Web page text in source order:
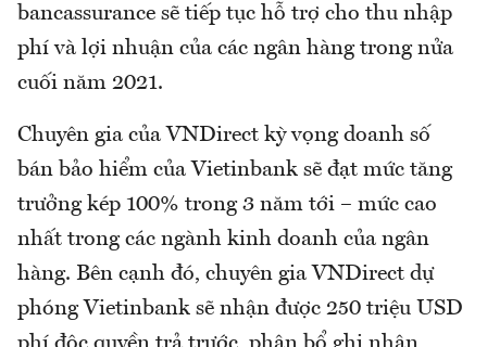
bancassurance sẽ tiếp tục hỗ trợ cho thu nhập
phí và lợi nhuận của các ngân hàng trong nửa
cuối năm 2021.
Chuyên gia của VNDirect kỳ vọng doanh số
bán bảo hiểm của Vietinbank sẽ đạt mức tăng
trưởng kép 100% trong 3 năm tới – mức cao
nhất trong các ngành kinh doanh của ngân
hàng. Bên cạnh đó, chuyên gia VNDirect dự
phóng Vietinbank sẽ nhận được 250 triệu USD